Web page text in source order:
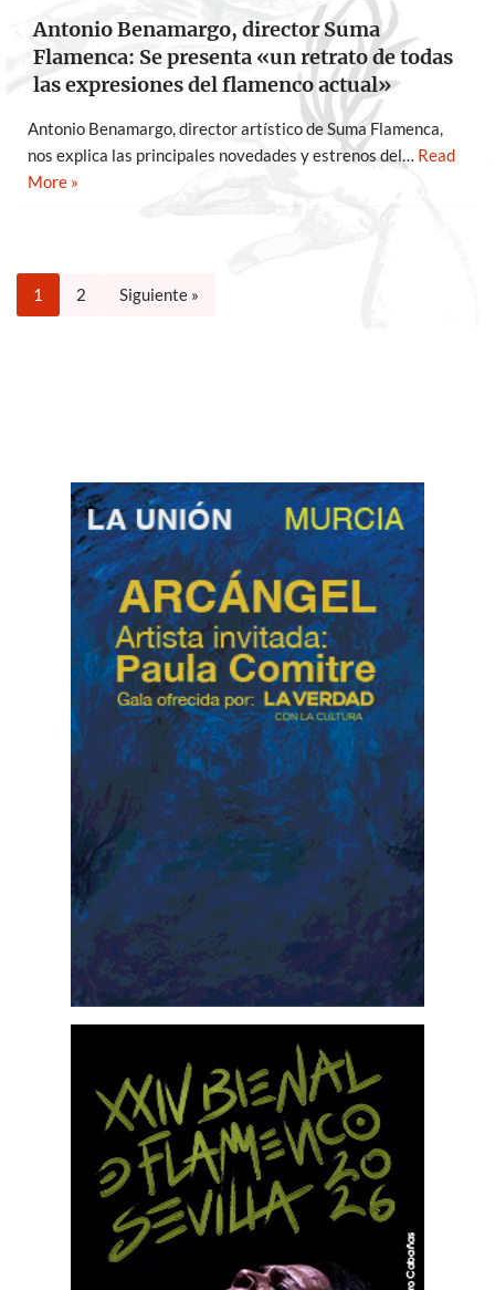
Antonio Benamargo, director Suma
Flamenca: Se presenta «un retrato de todas
las expresiones del flamenco actual»
Antonio Benamargo, director artístico de Suma Flamenca,
nos explica las principales novedades y estrenos del… Read
More »
1 2 Siguiente »